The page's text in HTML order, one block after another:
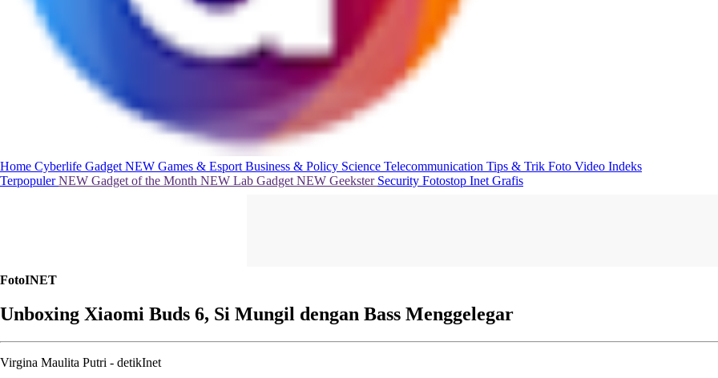
Home Cyberlife Gadget NEW Games & Esport Business & Policy Science Telecommunication Tips & Trik Foto Video Indeks
TerpopulerNEW Gadget of the Month NEW Lab Gadget NEW Geekster Security Fotostop Inet Grafis
FotoINET
Unboxing Xiaomi Buds 6, Si Mungil dengan Bass Menggelegar
Virgina Maulita Putri - detikInet